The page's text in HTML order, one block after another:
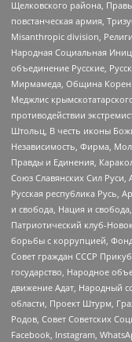
Щелковского района,
повстанческая армия,
Misanthropic division,
Народная Социальная
объединение Русские,
Мирмамеда, Община
Меджлис
противодействии
Штольц, В честь иконы
Независимость, Фирма,
Правды и Единения,
Союз Славянских Сил Руси,
Русская республика Русь,
и свобода, Нация и
Патриотический клуб-
борьбы с коррупцией,
Совет граждан СССР
государство, Народное
движение Адат, Народный
области, Проект Штурм,
Родов, Совет Советских
Facebook, Instagram,